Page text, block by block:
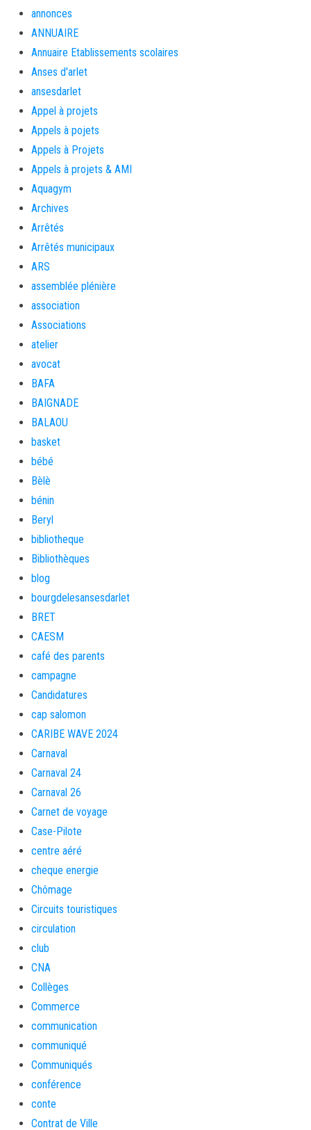
annonces
ANNUAIRE
Annuaire Etablissements scolaires
Anses d'arlet
ansesdarlet
Appel à projets
Appels à pojets
Appels à Projets
Appels à projets & AMI
Aquagym
Archives
Arrêtés
Arrêtés municipaux
ARS
assemblée plénière
association
Associations
atelier
avocat
BAFA
BAIGNADE
BALAOU
basket
bébé
Bèlè
bénin
Beryl
bibliotheque
Bibliothèques
blog
bourgdelesansesdarlet
BRET
CAESM
café des parents
campagne
Candidatures
cap salomon
CARIBE WAVE 2024
Carnaval
Carnaval 24
Carnaval 26
Carnet de voyage
Case-Pilote
centre aéré
cheque energie
Chômage
Circuits touristiques
circulation
club
CNA
Collèges
Commerce
communication
communiqué
Communiqués
conférence
conte
Contrat de Ville